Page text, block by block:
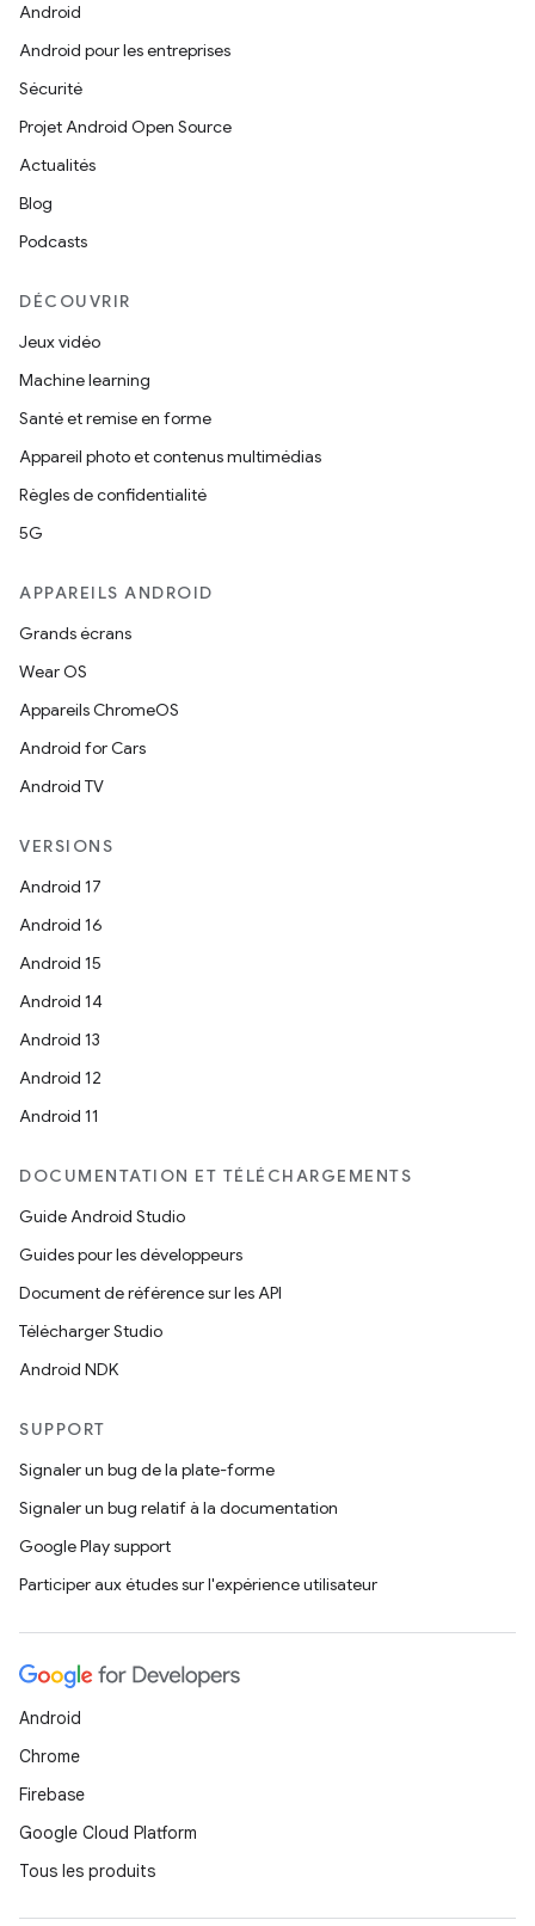
Android
Android pour les entreprises
Sécurité
Projet Android Open Source
Actualités
Blog
Podcasts
DÉCOUVRIR
Jeux vidéo
Machine learning
Santé et remise en forme
Appareil photo et contenus multimédias
Règles de confidentialité
5G
APPAREILS ANDROID
Grands écrans
Wear OS
Appareils ChromeOS
Android for Cars
Android TV
VERSIONS
Android 17
Android 16
Android 15
Android 14
Android 13
Android 12
Android 11
DOCUMENTATION ET TÉLÉCHARGEMENTS
Guide Android Studio
Guides pour les développeurs
Document de référence sur les API
Télécharger Studio
Android NDK
SUPPORT
Signaler un bug de la plate-forme
Signaler un bug relatif à la documentation
Google Play support
Participer aux études sur l'expérience utilisateur
Android
Chrome
Firebase
Google Cloud Platform
Tous les produits